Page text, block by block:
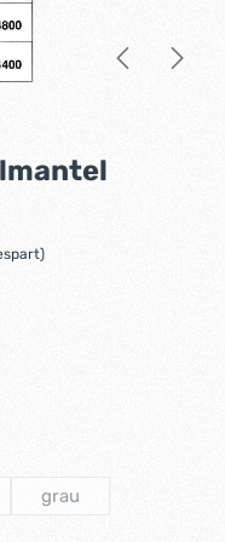
nicht verfügbar.)
Option ist zurzeit nicht
grau